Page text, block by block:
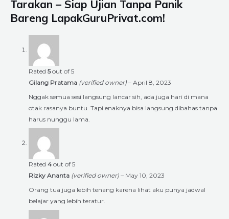
Tarakan – Siap Ujian Tanpa Panik
Bareng LapakGuruPrivat.com!
Rated 5out of 5
Gilang Pratama (verified owner) – April 8, 2023
Nggak semua sesi langsung lancar sih, ada juga hari di mana
otak rasanya buntu. Tapi enaknya bisa langsung dibahas tanpa
harus nunggu lama.
Rated 4 out of 5
Rizky Ananta (verified owner) – May 10, 2023
Orang tua juga lebih tenang karena lihat aku punya jadwal
belajar yang lebih teratur.